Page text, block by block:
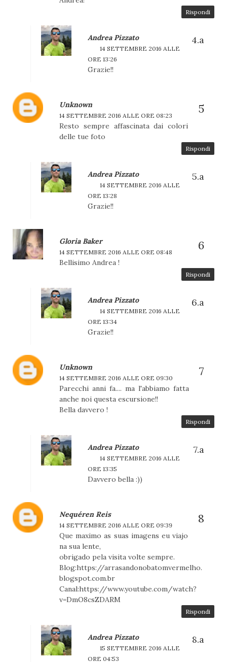
Rispondi
Andrea Pizzato
14 SETTEMBRE 2016 ALLE
ORE 13:26
Grazie!!
Unknown
14 SETTEMBRE 2016 ALLE ORE 08:23
Resto sempre affascinata dai colori
delle tue foto
Rispondi
Andrea Pizzato
14 SETTEMBRE 2016 ALLE
ORE 13:28
Grazie!!
Gloria Baker
14 SETTEMBRE 2016 ALLE ORE 08:48
Bellisimo Andrea !
Rispondi
Andrea Pizzato
14 SETTEMBRE 2016 ALLE
ORE 13:34
Grazie!!
Unknown
14 SETTEMBRE 2016 ALLE ORE 09:30
Parecchi anni fa.... ma l'abbiamo fatta
anche noi questa escursione!!
Bella davvero !
Rispondi
Andrea Pizzato
14 SETTEMBRE 2016 ALLE
ORE 13:35
Davvero bella :))
Nequéren Reis
14 SETTEMBRE 2016 ALLE ORE 09:39
Que maximo as suas imagens eu viajo
na sua lente,
obrigado pela visita volte sempre.
Blog:https://arrasandonobatomvermelho.
blogspot.com.br
Canal:https://www.youtube.com/watch?
v=DmO8csZDARM
Rispondi
Andrea Pizzato
15 SETTEMBRE 2016 ALLE
ORE 04:53